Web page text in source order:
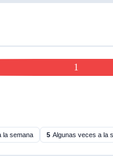
1
la semana 5 Algunas veces a la